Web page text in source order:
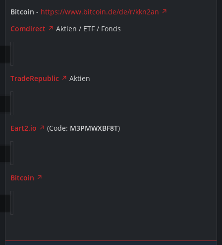
Bitcoin - https://www.bitcoin.de/de/r/kkn2an
Comdirect
Aktien / ETF / Fonds
TradeRepublic Aktien
Eart2.io (Code: M3PMWXBF8T)
Bitcoin